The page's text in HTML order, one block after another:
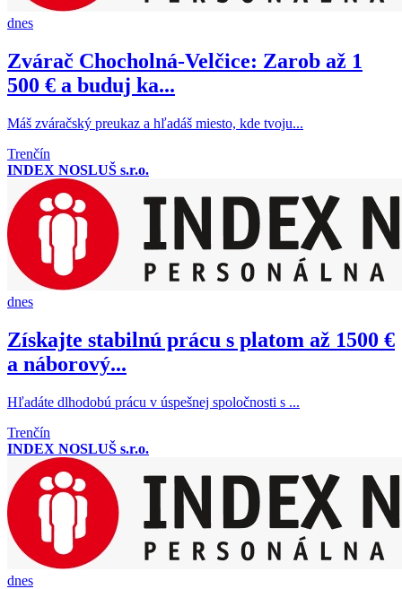
dnes
Zvárač Chocholná-Velčice: Zarob až 1
500 € a buduj ka...
Máš zváračský preukaz a hľadáš miesto, kde tvoju...
Trenčín
INDEX NOSLUŠ s.r.o.
dnes
Získajte stabilnú prácu s platom až 1500 €
a náborový...
Hľadáte dlhodobú prácu v úspešnej spoločnosti s ...
Trenčín
INDEX NOSLUŠ s.r.o.
dnes